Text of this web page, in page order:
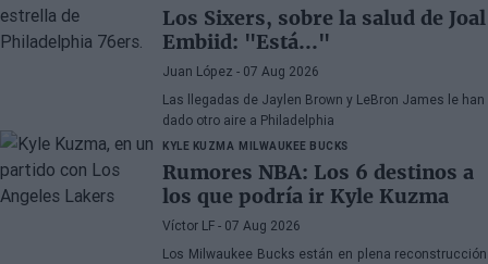
Los Sixers, sobre la salud de Joal
Embiid: "Está..."
Juan López - 07 Aug 2026
Las llegadas de Jaylen Brown y LeBron James le han
dado otro aire a Philadelphia
KYLE KUZMA MILWAUKEE BUCKS
Rumores NBA: Los 6 destinos a
los que podría ir Kyle Kuzma
Víctor LF - 07 Aug 2026
Los Milwaukee Bucks están en plena reconstrucción